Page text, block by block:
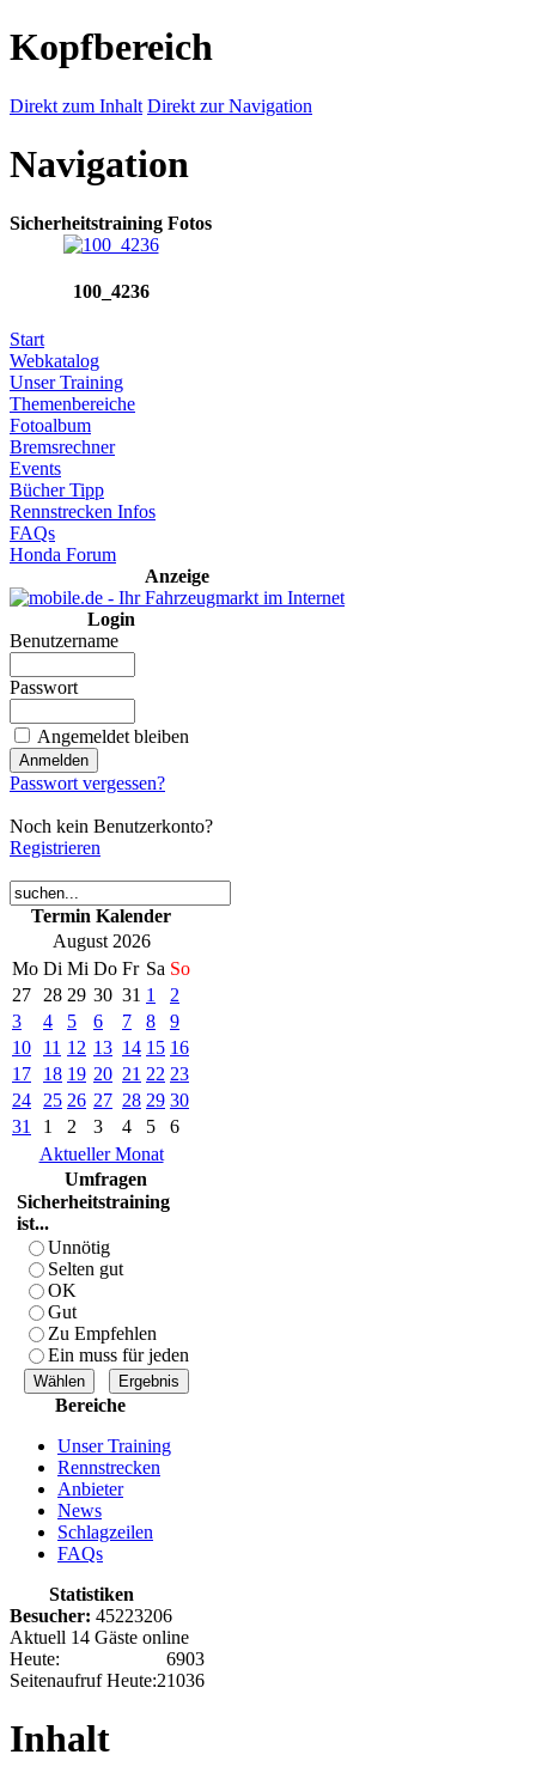
Kopfbereich
Direkt zum Inhalt Direkt zur Navigation
Navigation
Sicherheitstraining Fotos
100_4236
Start
Webkatalog
Unser Training
Themenbereiche
Fotoalbum
Bremsrechner
Events
Bücher Tipp
Rennstrecken Infos
FAQs
Honda Forum
Anzeige
Login
Benutzername
Passwort
Angemeldet bleiben
Passwort vergessen?
Noch kein Benutzerkonto?
Registrieren
Termin Kalender
August 2026
Mo Di Mi Do Fr Sa So
27
28 29 30 31 1
2
3
4 5 6 7 8
9
10
11 12 13 14 15 16
17
18 19 20 21 22 23
24
25 26 27 28 29 30
31
1 2 3 4 5
6
Aktueller Monat
Umfragen
Sicherheitstraining
ist...
Unnötig
Selten gut
OK
Gut
Zu Empfehlen
Ein muss für jeden
Bereiche
Unser Training
Rennstrecken
Anbieter
News
Schlagzeilen
FAQs
Statistiken
Besucher: 45223206
Aktuell 14 Gäste online
Heute:
6903
Seitenaufruf Heute:21036
Inhalt